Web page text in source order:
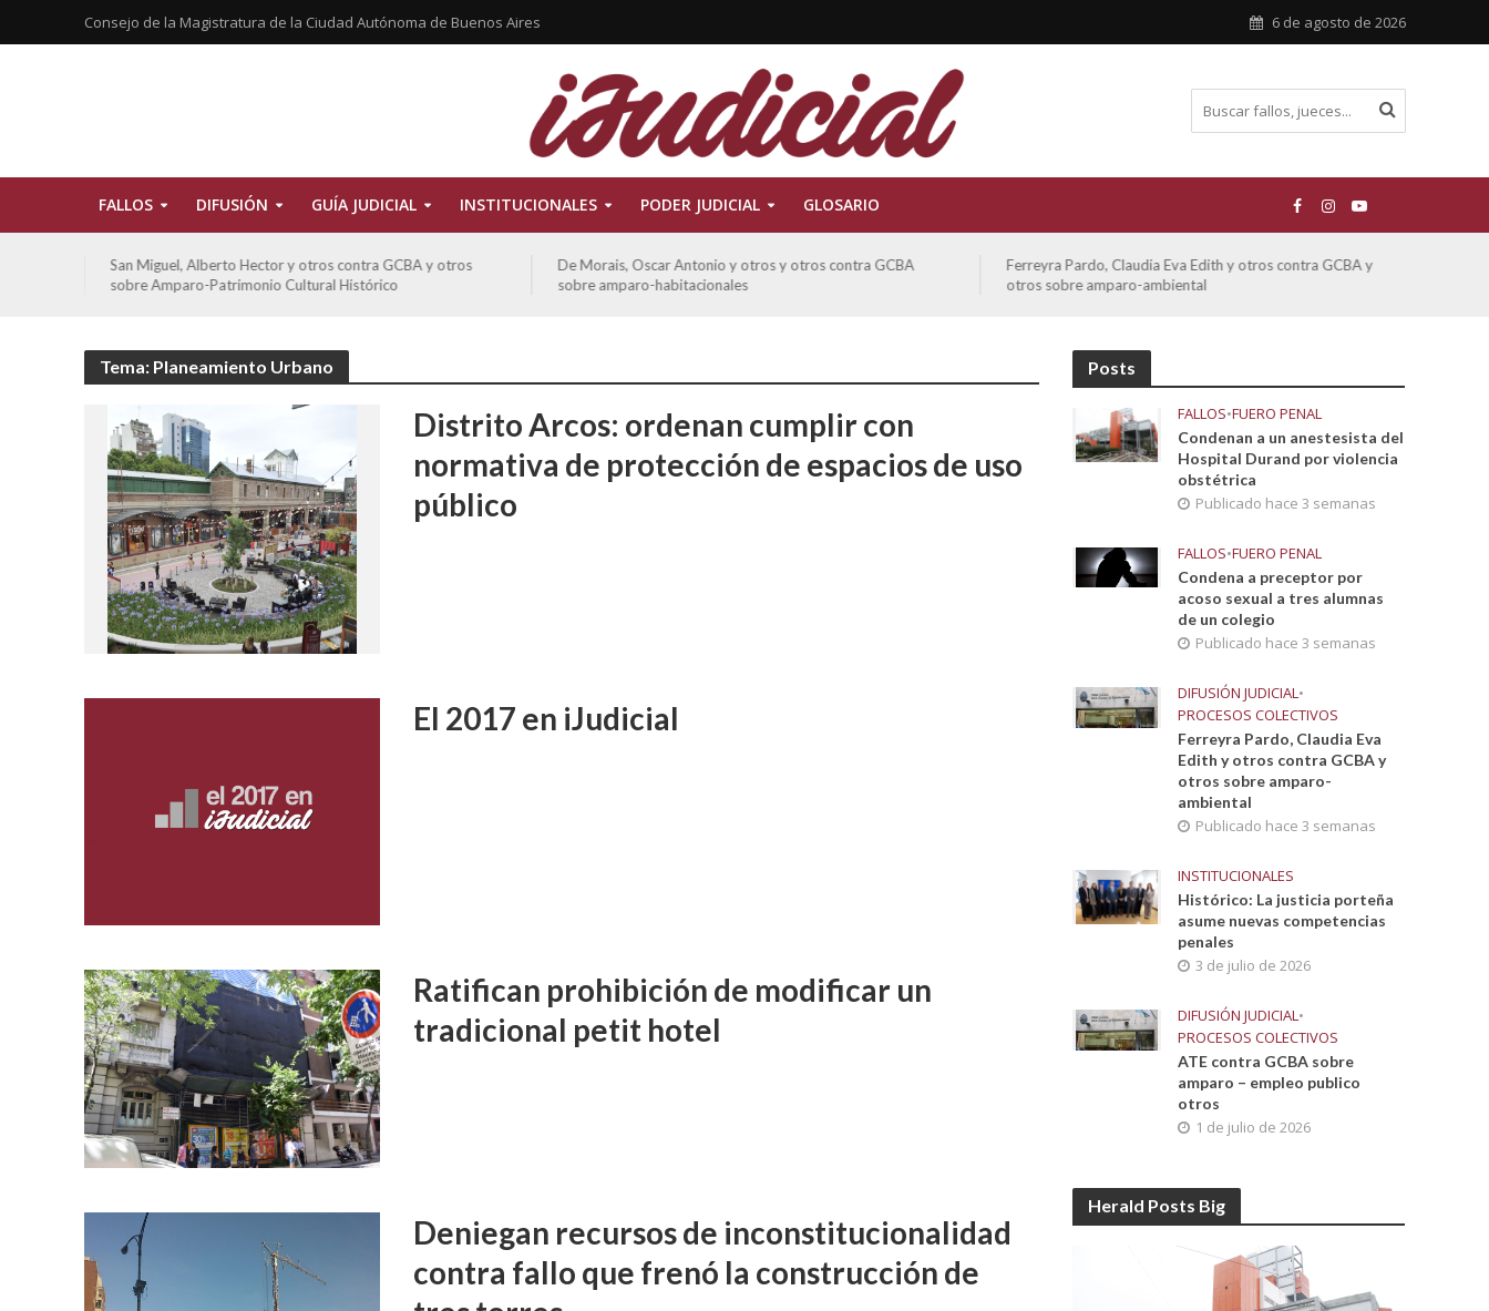
Consejo de la Magistratura de la Ciudad Autónoma de Buenos Aires 6 de agosto de 2026
FALLOS DIFUSIÓN GUÍA JUDICIAL INSTITUCIONALES PODER JUDICIAL GLOSARIO
San Miguel, Alberto Hector y otros contra GCBA y otros
sobre Amparo-Patrimonio Cultural Histórico
De Morais, Oscar Antonio y otros y otros contra GCBA
sobre amparo-habitacionales
Ferreyra Pardo, Claudia Eva Edith y otros contra GCBA y
otros sobre amparo-ambiental
Tema: Planeamiento Urbano
Distrito Arcos: ordenan cumplir con
normativa de protección de espacios de uso
público
El 2017 en iJudicial
Ratifican prohibición de modificar un
tradicional petit hotel
Deniegan recursos de inconstitucionalidad
contra fallo que frenó la construcción de
Posts
FALLOS•FUERO PENAL
Condenan a un anestesista del
Hospital Durand por violencia
obstétrica
Publicado hace 3 semanas
FALLOS•FUERO PENAL
Condena a preceptor por
acoso sexual a tres alumnas
de un colegio
Publicado hace 3 semanas
DIFUSIÓN JUDICIAL•
PROCESOS COLECTIVOS
Ferreyra Pardo, Claudia Eva
Edith y otros contra GCBA y
otros sobre amparo-
ambiental
Publicado hace 3 semanas
INSTITUCIONALES
Histórico: La justicia porteña
asume nuevas competencias
penales
3 de julio de 2026
DIFUSIÓN JUDICIAL•
PROCESOS COLECTIVOS
ATE contra GCBA sobre
amparo – empleo publico
otros
1 de julio de 2026
Herald Posts Big